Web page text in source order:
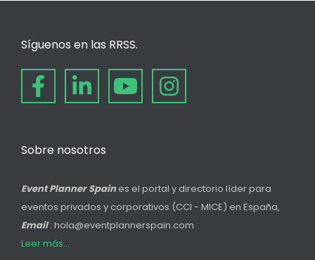
Síguenos en las RRSS.
Sobre nosotros
Event Planner Spain es el portal y directorio líder para
eventos privados y corporativos (CCI - MICE) en España,
Email: hola@eventplannerspain.com
Leer más...